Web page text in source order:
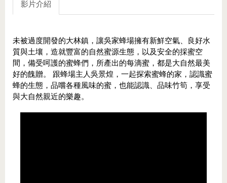
影片介紹
未被過度開發的大林鎮，讓吳家蜂場擁有新鮮空氣、良好水
質與土壤，造就豐富的自然蜜源生態，以及安全的採蜜空
間，備受呵護的蜜蜂們，所產出的每滴蜜，都是大自然最美
好的餽贈。 跟蜂場主人吳景煌，一起探索蜜蜂的家，認識蜜
蜂的生態，品嚐各種風味的蜜，也能認識、品味竹筍，享受
與大自然親近的樂趣。